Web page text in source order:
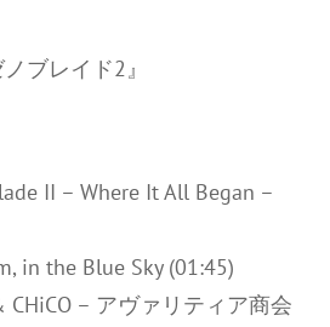
ブレイド2』
II – Where It All Began –
in the Blue Sky (01:45)
CHiCO – アヴァリティア商会